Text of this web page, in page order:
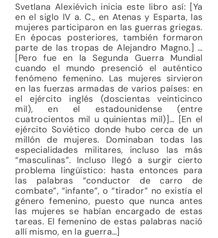
Svetlana Alexiévich inicia este libro así: [Ya
en el siglo IV a. C., en Atenas y Esparta, las
mujeres participaron en las guerras griegas.
En épocas posteriores, también formaron
parte de las tropas de Alejandro Magno.] …
[Pero fue en la Segunda Guerra Mundial
cuando el mundo presenció el auténtico
fenómeno femenino. Las mujeres sirvieron
en las fuerzas armadas de varios países: en
el ejército inglés (doscientas veinticinco
mil), en el estadounidense (entre
cuatrocientos mil u quinientas mil)]… [En el
ejército Soviético donde hubo cerca de un
millón de mujeres. Dominaban todas las
especialidades militares, incluso las más
“masculinas”. Incluso llegó a surgir cierto
problema lingüístico: hasta entonces para
las palabras “conductor de carro de
combate”, “infante”, o “tirador” no existía el
género femenino, puesto que nunca antes
las mujeres se habían encargado de estas
tareas. El femenino de estas palabras nació
allí mismo, en la guerra…]